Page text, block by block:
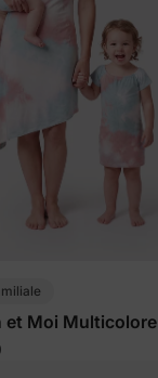
et Moi Multicolore